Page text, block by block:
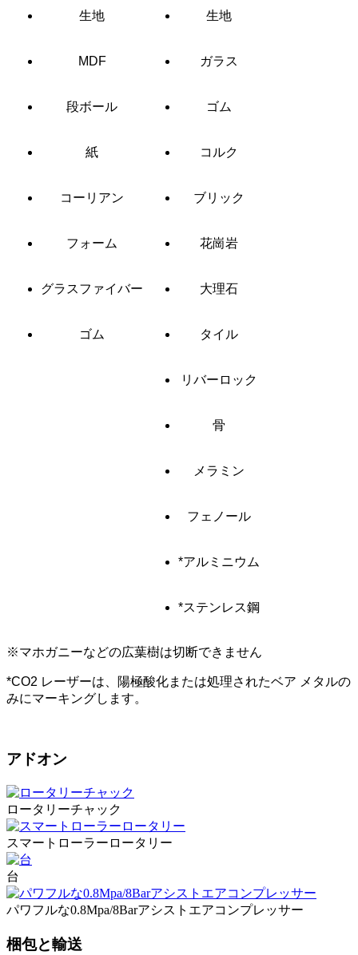
生地 生地
MDF ガラス
段ボール ゴム
紙 コルク
コーリアン ブリック
フォーム 花崗岩
グラスファイバー 大理石
ゴム タイル
リバーロック
骨
メラミン
フェノール
*アルミニウム
*ステンレス鋼
※マホガニーなどの広葉樹は切断できません
*CO2 レーザーは、陽極酸化または処理されたベア メタルの
みにマーキングします。
アドオン
ロータリーチャック
スマートローラーロータリー
台
パワフルな0.8Mpa/8Barアシストエアコンプレッサー
梱包と輸送